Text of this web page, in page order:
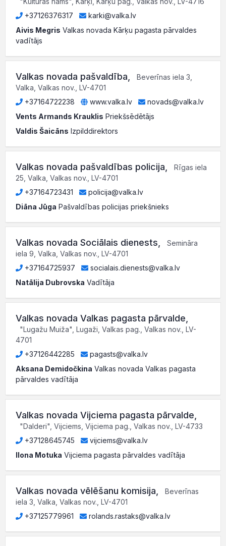
+37126376317
karki@valka.lv
Aivis Megris Valkas novada Kārķu pagasta pārvaldes
vadītājs
Valkas novada pašvaldība
Beverīnas iela 3,
Valka, Valkas nov., LV-4701
+37164722238
www.valka.lv
novads@valka.lv
Vents Armands Krauklis Priekšsēdētājs
Valdis Šaicāns Izpilddirektors
Valkas novada pašvaldības policija
Rīgas iela
25, Valka, Valkas nov., LV-4701
+37164723431
policija@valka.lv
Diāna Jūga Pašvaldības policijas priekšnieks
Valkas novada Sociālais dienests
Semināra
iela 9, Valka, Valkas nov., LV-4701
+37164725937
socialais.dienests@valka.lv
Natālija Dubrovska Vadītāja
Valkas novada Valkas pagasta pārvalde
"Lugažu Muiža", Lugaži, Valkas pag., Valkas nov., LV-
4701
+37126442285
pagasts@valka.lv
Aksana Demidočkina Valkas novada Valkas pagasta
pārvaldes vadītāja
Valkas novada Vijciema pagasta pārvalde
"Dalderi", Vijciems, Vijciema pag., Valkas nov., LV-4733
+37128645745
vijciems@valka.lv
Ilona Motuka Vijciema pagasta pārvaldes vadītāja
Valkas novada vēlēšanu komisija
Beverīnas
iela 3, Valka, Valkas nov., LV-4701
+37125779961
rolands.rastaks@valka.lv